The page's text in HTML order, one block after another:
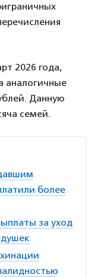
2026 года,
аналогичные
Данную
семей.
более
за уход